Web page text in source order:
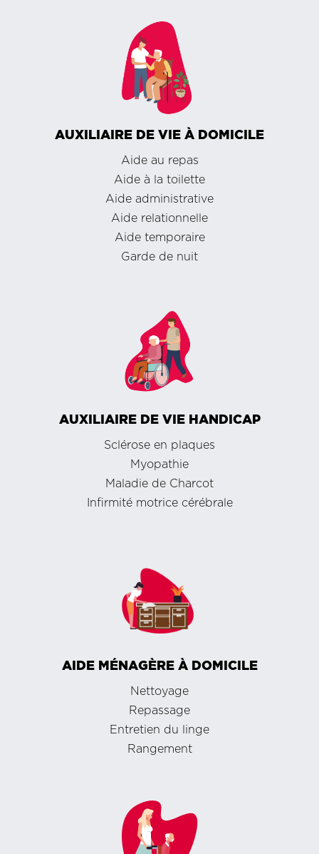
AUXILIAIRE DE VIE À DOMICILE
Aide au repas
Aide à la toilette
Aide administrative
Aide relationnelle
Aide temporaire
Garde de nuit
AUXILIAIRE DE VIE HANDICAP
Sclérose en plaques
Myopathie
Maladie de Charcot
Infirmité motrice cérébrale
AIDE MÉNAGÈRE À DOMICILE
Nettoyage
Repassage
Entretien du linge
Rangement